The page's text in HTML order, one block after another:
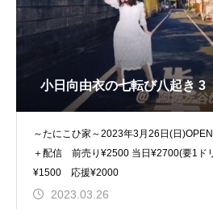
小日向由衣の七転び八起き 3
～たにこひ家～2023年3月26日(日
＋配信 前売り¥2500 当日¥2700(要1ド
¥1500 応援¥2000
2023.03.26